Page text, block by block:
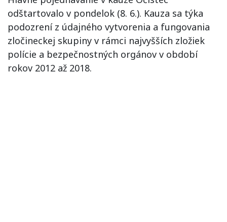
odštartovalo v pondelok (8. 6.). Kauza sa týka
podozrení z údajného vytvorenia a fungovania
zločineckej skupiny v rámci najvyšších zložiek
polície a bezpečnostných orgánov v období
rokov 2012 až 2018.